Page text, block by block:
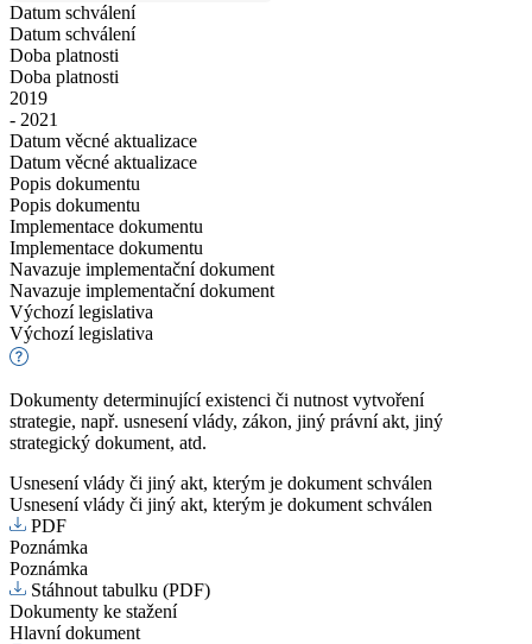
Datum schválení
Datum schválení
Doba platnosti
Doba platnosti
2019
- 2021
Datum věcné aktualizace
Datum věcné aktualizace
Popis dokumentu
Popis dokumentu
Implementace dokumentu
Implementace dokumentu
Navazuje implementační dokument
Navazuje implementační dokument
Výchozí legislativa
Výchozí legislativa
Dokumenty determinující existenci či nutnost vytvoření
strategie, např. usnesení vlády, zákon, jiný právní akt, jiný
strategický dokument, atd.
Usnesení vlády či jiný akt, kterým je dokument schválen
Usnesení vlády či jiný akt, kterým je dokument schválen
PDF
Poznámka
Poznámka
Stáhnout tabulku (PDF)
Dokumenty ke stažení
Hlavní dokument